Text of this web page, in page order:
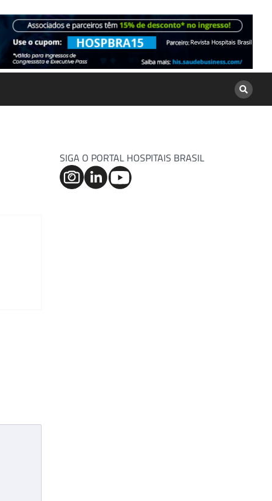
SIGA O PORTAL HOSPITAIS BRASIL